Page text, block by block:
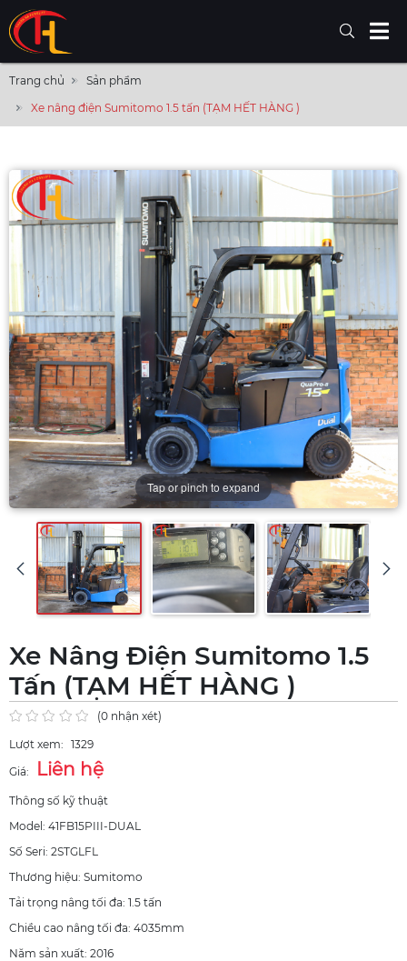
Trang chủ
Sản phẩm
Xe nâng điện Sumitomo 1.5 tấn (TẠM HẾT HÀNG )
Tap or pinch to expand
Xe Nâng Điện Sumitomo 1.5
Tấn (TẠM HẾT HÀNG )
(0 nhận xét)
Lượt xem: 1329
Giá:
Liên hệ
Thông số kỹ thuật
Model: 41FB15PIII-DUAL
Số Seri: 2STGLFL
Thương hiệu: Sumitomo
Tải trọng nâng tối đa: 1.5 tấn
Chiều cao nâng tối đa: 4035mm
Năm sản xuất: 2016